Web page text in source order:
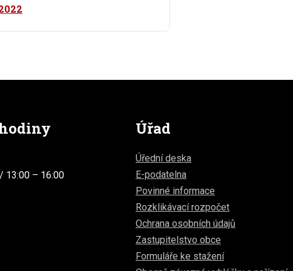
13:00 – 16:00
Úřad
Úřední deska
E-podatelna
Povinné informace
Rozklikávací rozpočet
Ochrana osobních údajů
Zastupitelstvo obce
Formuláře ke stažení